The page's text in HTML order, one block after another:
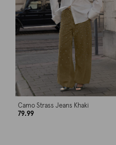
Camo Strass Jeans Khaki
79.99